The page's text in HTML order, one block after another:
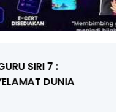
SIRI 7 :
DUNIA